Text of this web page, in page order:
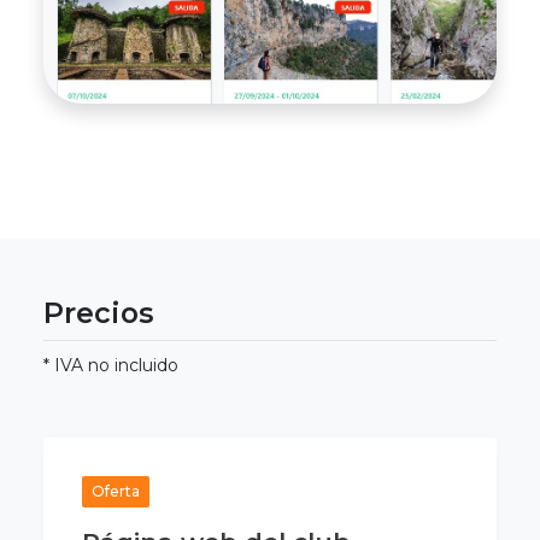
Precios
* IVA no incluido
Oferta